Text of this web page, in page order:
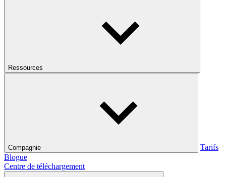
Ressources
Compagnie
Tarifs
Blogue
Centre de téléchargement